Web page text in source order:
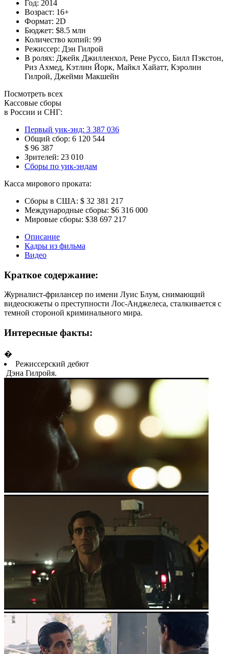
Год: 2014
Возраст: 16+
Формат: 2D
Бюджет: $8.5 млн
Количество копий: 99
Режиссер: Дэн Гилрой
В ролях: Джейк Джилленхол, Рене Руссо, Билл Пэкстон,
Риз Ахмед, Кэтлин Йорк, Майкл Хайатт, Кэролин
Гилрой, Джейми Макшейн
Посмотреть всех
Кассовые сборы
в России и СНГ:
Первый уик-энд: 3 387 036
Общий сбор: 6 120 544
$ 96 387
Зрителей: 23 010
Сборы по уик-эндам
Касса мирового проката:
Сборы в США: $ 32 381 217
Международные сборы: $6 316 000
Мировые сборы: $38 697 217
Описание
Кадры из фильма
Видео
Краткое содержание:
Журналист-фрилансер по имени Луис Блум, снимающий
видеосюжеты о преступности Лос-Анджелеса, сталкивается с
темной стороной криминального мира.
Интересные факты:
�
Режиссерский дебют
Дэна Гилройя.